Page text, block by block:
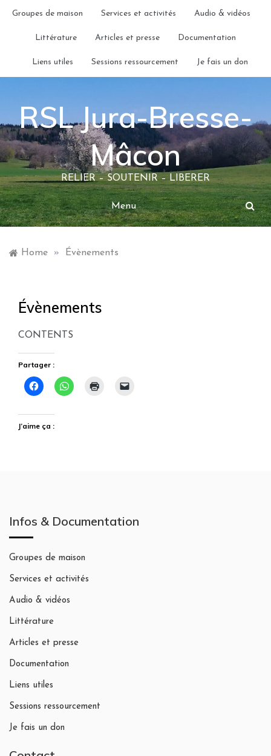
Groupes de maison Services et activités Audio & vidéos
Littérature Articles et presse Documentation
Liens utiles Sessions ressourcement Je fais un don
RSL Jura-Bresse-
Mâcon
RELIER – SOUTENIR – LIBERER
Menu
Home » Évènements
Évènements
CONTENTS
Partager :
J’aime ça :
Infos & Documentation
Groupes de maison
Services et activités
Audio & vidéos
Littérature
Articles et presse
Documentation
Liens utiles
Sessions ressourcement
Je fais un don